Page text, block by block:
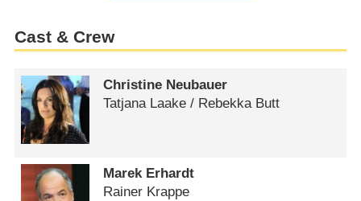
Cast & Crew
Christine Neubauer
Tatjana Laake /​ Rebekka Butt
Marek Erhardt
Rainer Krappe